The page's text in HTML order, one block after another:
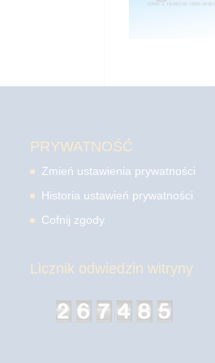
PRYWATNOŚĆ
Zmień ustawienia prywatności
Historia ustawień prywatności
Cofnij zgody
Licznik odwiedzin witryny